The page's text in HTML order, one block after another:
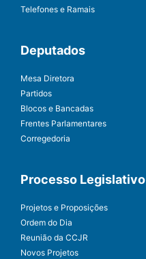
Telefones e Ramais
Deputados
Mesa Diretora
Partidos
Blocos e Bancadas
Frentes Parlamentares
Corregedoria
Processo Legislativo
Projetos e Proposições
Ordem do Dia
Reunião da CCJR
Novos Projetos